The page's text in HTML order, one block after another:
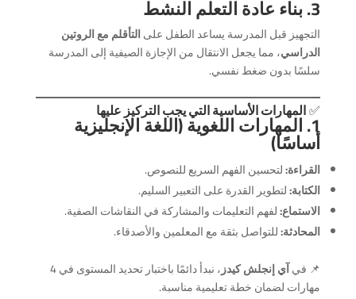
3. بناء عادة التعلم النشط
التجهيز قبل المدرسة يساعد الطفل علىالتأقلم مع الروتين
الدراسي، مما يجعل الانتقال من الإجازة الصيفية إلى المدرسة
سلسًا بدون ضغط نفسي.
✅المهارات الأساسية التي يجب التركيز عليها
1. المهارات اللغوية (اللغة الإنجليزية
أساسًا)
القراءة:لتحسين الفهم السريع للنصوص.
الكتابة:لتطوير القدرة على التعبير السليم.
الاستماع:لفهم التعليمات والمشاركة في النقاشات الصفية.
المحادثة:للتواصل بثقة مع المعلمين والأصدقاء.
📌 فيآي إنجلش كيدز
، نبدأ دائمًا باختبار تحديد المستوى في 4
مهارات لضمان خطة تعليمية مناسبة.